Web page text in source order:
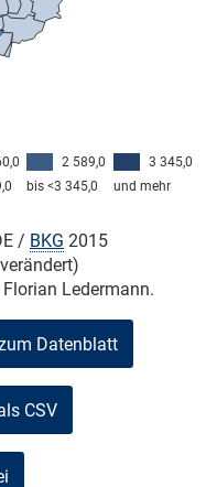
3 345,0
und mehr
2 589,0
bis <3 345,0
/ BKG 2015
Ledermann.
Datenblatt
CSV